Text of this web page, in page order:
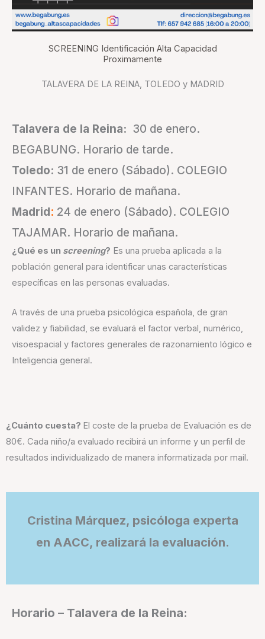
SCREENING Identificación Alta Capacidad
Proximamente
TALAVERA DE LA REINA, TOLEDO y MADRID
Talavera de la Reina: 30 de enero.
BEGABUNG. Horario de tarde.
Toledo: 31 de enero (Sábado). COLEGIO
INFANTES. Horario de mañana.
Madrid: 24 de enero (Sábado). COLEGIO
TAJAMAR. Horario de mañana.
¿Qué es un screening? Es una prueba aplicada a la
población general para identificar unas características
específicas en las personas evaluadas.
A través de una prueba psicológica española, de gran
validez y fiabilidad, se evaluará el factor verbal, numérico,
visoespacial y factores generales de razonamiento lógico e
Inteligencia general.
¿Cuánto cuesta? El coste de la prueba de Evaluación es de
80€. Cada niño/a evaluado recibirá un informe y un perfil de
resultados individualizado de manera informatizada por mail.
Cristina Márquez, psicóloga experta
en AACC, realizará la evaluación.
Horario – Talavera de la Reina: